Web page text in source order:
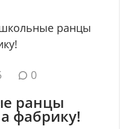
ранцы
0
ранцы
фабрику!